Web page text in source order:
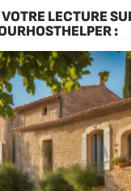
LECTURE
: